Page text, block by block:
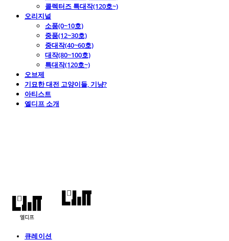
콜렉터즈 특대작(120호~)
오리지널
소품(0~10호)
중품(12~30호)
중대작(40~60호)
대작(80~100호)
특대작(120호~)
오브제
기묘한 대전 고양이들, 기냥?
아티스트
엘디프 소개
큐레이션